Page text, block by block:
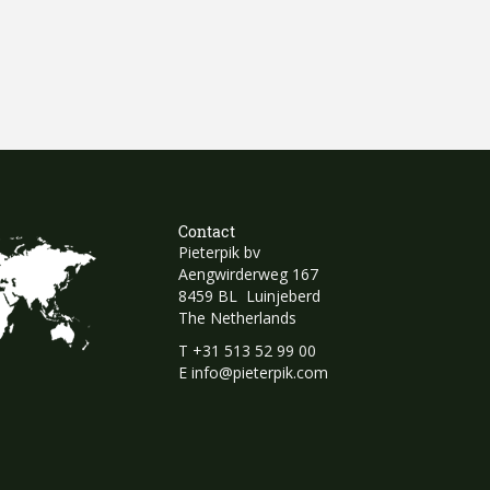
Contact
Pieterpik bv
Aengwirderweg 167
8459 BL Luinjeberd
The Netherlands
T +31 513 52 99 00
E info@pieterpik.com